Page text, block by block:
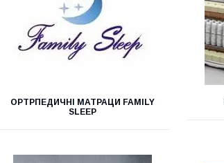
ОРТРПЕДИЧНІ МАТРАЦИ FAMILY
SLEEP